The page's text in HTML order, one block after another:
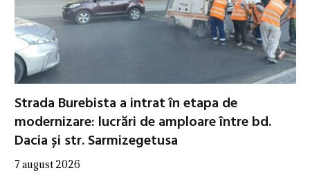
Strada Burebista a intrat în etapa de
modernizare: lucrări de amploare între bd.
Dacia și str. Sarmizegetusa
7 august 2026